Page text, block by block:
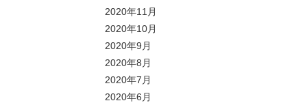
2020年11月
2020年10月
2020年9月
2020年8月
2020年7月
2020年6月